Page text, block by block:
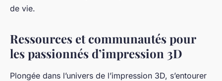
de vie.
Ressources et communautés pour
les passionnés d’impression 3D
Plongée dans l’univers de l’impression 3D, s’entourer